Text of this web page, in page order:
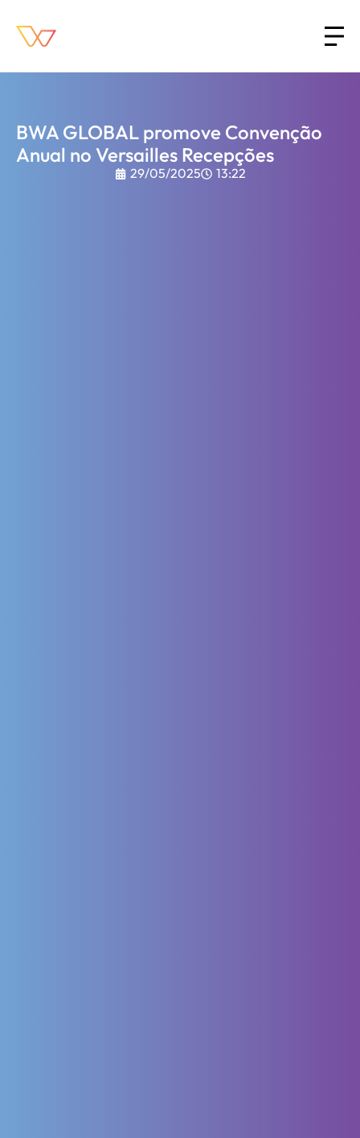
BWA GLOBAL promove Convenção
Anual no Versailles Recepções
29/05/2025 13:22